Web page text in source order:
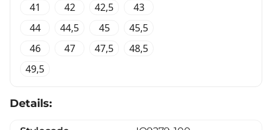
41
42 42,5
43
44
44,5 45
45,5
46
47 47,5
48,5
49,5
Details: